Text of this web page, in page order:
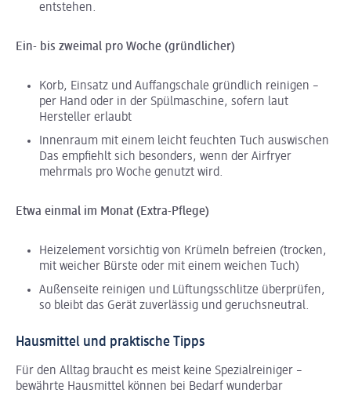
entstehen.
Ein- bis zweimal pro Woche (gründlicher)
Korb, Einsatz und Auffangschale gründlich reinigen –
per Hand oder in der Spülmaschine, sofern laut
Hersteller erlaubt
Innenraum mit einem leicht feuchten Tuch auswischen
Das empfiehlt sich besonders, wenn der Airfryer
mehrmals pro Woche genutzt wird.
Etwa einmal im Monat (Extra-Pflege)
Heizelement vorsichtig von Krümeln befreien (trocken,
mit weicher Bürste oder mit einem weichen Tuch)
Außenseite reinigen und Lüftungsschlitze überprüfen,
so bleibt das Gerät zuverlässig und geruchsneutral.
Hausmittel und praktische Tipps
Für den Alltag braucht es meist keine Spezialreiniger –
bewährte Hausmittel können bei Bedarf wunderbar